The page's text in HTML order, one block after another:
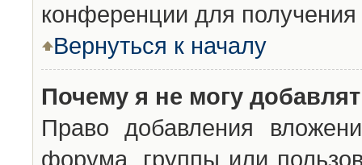
конференции для получения
Вернуться к началу
Почему я не могу
Право добавления
форума, группы или